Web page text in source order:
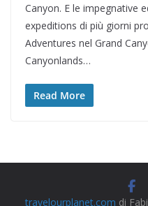
Canyon. E le impegnative
expeditions di più giorni
Adventures nel Grand
Canyonlands…
Read More
travelourplanet.com di